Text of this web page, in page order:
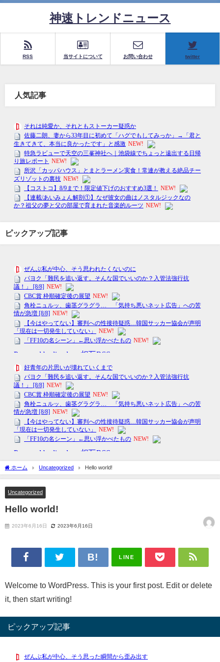
神速トレンドニュース
RSS 当サイトについて お問い合わせ twitter
人気記事
ピックアップ記事
ホーム Uncategorized Hello world!
Uncategorized
Hello world!
2023年6月16日 2023年6月16日
LINE
Welcome to WordPress. This is your first post. Edit or delete
it, then start writing!
ピックアップ記事